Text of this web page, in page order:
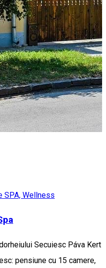
SPA, Wellness
Secuiesc Páva Kert
pensiune cu 15 camere,